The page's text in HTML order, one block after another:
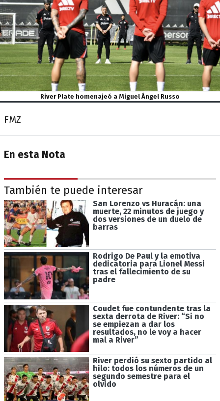
River Plate homenajeó a Miguel Ángel Russo
FMZ
En esta Nota
También te puede interesar
San Lorenzo vs Huracán: una
muerte, 22 minutos de juego y
dos versiones de un duelo de
barras
Rodrigo De Paul y la emotiva
dedicatoria para Lionel Messi
tras el fallecimiento de su
padre
Coudet fue contundente tras la
sexta derrota de River: “Si no
se empiezan a dar los
resultados, no le voy a hacer
mal a River”
River perdió su sexto partido al
hilo: todos los números de un
segundo semestre para el
olvido